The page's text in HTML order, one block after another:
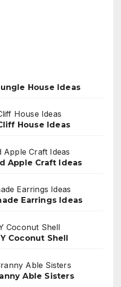
House Ideas
House Ideas
Apple Craft Ideas
Earrings Ideas
Coconut Shell
Able Sisters